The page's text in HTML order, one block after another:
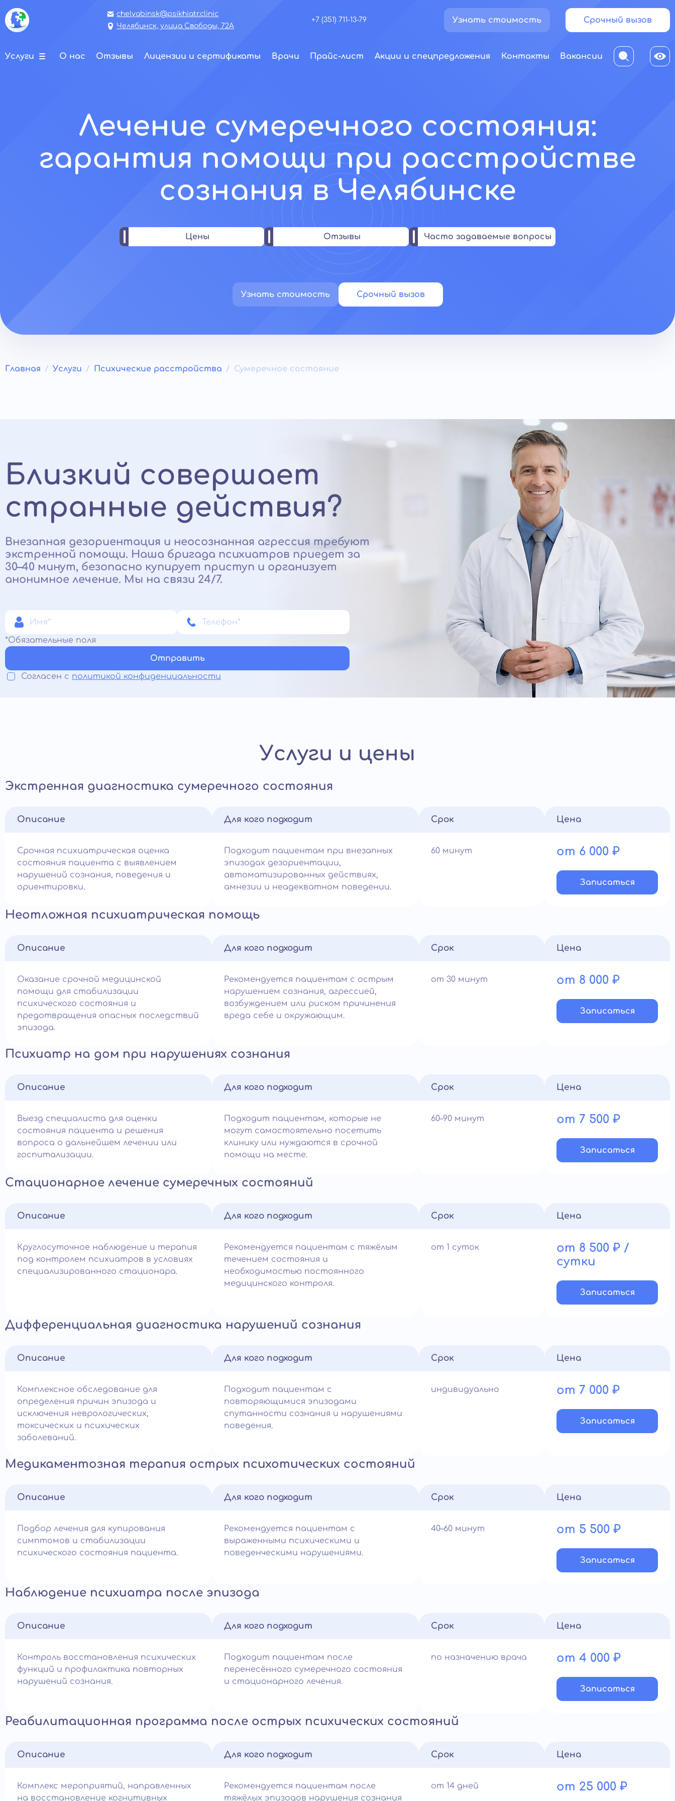
chelyabinsk@psikhiatr.clinic
Челябинск, улица Свободы, 72А
+7 (351) 711-13-79 Узнать стоимость Срочный вызов
Услуги О нас Отзывы Лицензии и сертификаты Врачи Прайс-лист Акции и спецпредложения Контакты Вакансии
Лечение сумеречного состояния:
гарантия помощи при расстройстве
сознания в Челябинске
Цены Отзывы Часто задаваемые вопросы
Узнать стоимость Срочный вызов
Главная Услуги Психические расстройства Сумеречное состояние
Близкий совершает
странные действия?
Внезапная дезориентация и неосознанная агрессия требуют
экстренной помощи. Наша бригада психиатров приедет за
30–40 минут, безопасно купирует приступ и организует
анонимное лечение. Мы на связи 24/7.
*Обязательные поля
Отправить
Согласен с политикой конфиденциальности
Услуги и цены
Экстренная диагностика сумеречного состояния
Описание
Срочная психиатрическая оценка
состояния пациента с выявлением
нарушений сознания, поведения и
ориентировки.
Для кого подходит
Подходит пациентам при внезапных
эпизодах дезориентации,
автоматизированных действиях,
амнезии и неадекватном поведении.
Срок
60 минут
Цена
от 6 000 ₽
Записатьcя
Неотложная психиатрическая помощь
Описание
Оказание срочной медицинской
помощи для стабилизации
психического состояния и
предотвращения опасных последствий
эпизода.
Для кого подходит
Рекомендуется пациентам с острым
нарушением сознания, агрессией,
возбуждением или риском причинения
вреда себе и окружающим.
Срок
от 30 минут
Цена
от 8 000 ₽
Записатьcя
Психиатр на дом при нарушениях сознания
Описание
Выезд специалиста для оценки
состояния пациента и решения
вопроса о дальнейшем лечении или
госпитализации.
Для кого подходит
Подходит пациентам, которые не
могут самостоятельно посетить
клинику или нуждаются в срочной
помощи на месте.
Срок
60–90 минут
Цена
от 7 500 ₽
Записатьcя
Стационарное лечение сумеречных состояний
Описание
Круглосуточное наблюдение и терапия
под контролем психиатров в условиях
специализированного стационара.
Для кого подходит
Рекомендуется пациентам с тяжёлым
течением состояния и
необходимостью постоянного
медицинского контроля.
Срок
от 1 суток
Цена
от 8 500 ₽ /
сутки
Записатьcя
Дифференциальная диагностика нарушений сознания
Описание
Комплексное обследование для
определения причин эпизода и
исключения неврологических,
токсических и психических
заболеваний.
Для кого подходит
Подходит пациентам с
повторяющимися эпизодами
спутанности сознания и нарушениями
поведения.
Срок
индивидуально
Цена
от 7 000 ₽
Записатьcя
Медикаментозная терапия острых психотических состояний
Описание
Подбор лечения для купирования
симптомов и стабилизации
психического состояния пациента.
Для кого подходит
Рекомендуется пациентам с
выраженными психическими и
поведенческими нарушениями.
Срок
40–60 минут
Цена
от 5 500 ₽
Записатьcя
Наблюдение психиатра после эпизода
Описание
Контроль восстановления психических
функций и профилактика повторных
нарушений сознания.
Для кого подходит
Подходит пациентам после
перенесённого сумеречного состояния
и стационарного лечения.
Срок
по назначению врача
Цена
от 4 000 ₽
Записатьcя
Реабилитационная программа после острых психических состояний
Описание
Комплекс мероприятий, направленных
на восстановление когнитивных
Для кого подходит
Рекомендуется пациентам после
тяжёлых эпизодов нарушения сознания
Срок
от 14 дней
Цена
от 25 000 ₽